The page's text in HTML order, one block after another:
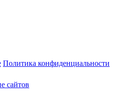
Политика конфиденциальности
сайтов